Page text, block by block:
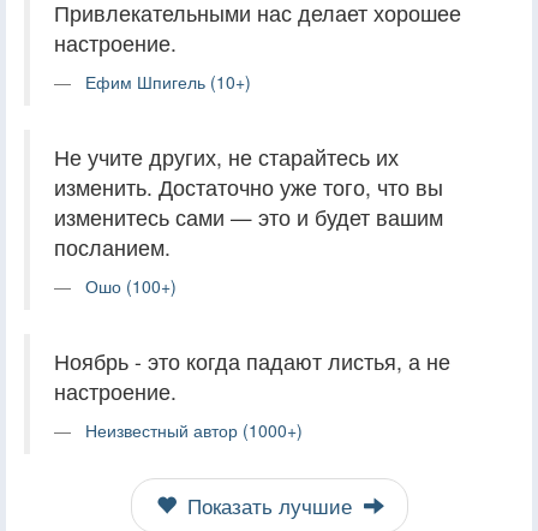
Привлекательными нас делает хорошее
настроение.
Ефим Шпигель (10+)
Не учите других, не старайтесь их
изменить. Достаточно уже того, что вы
изменитесь сами — это и будет вашим
посланием.
Ошо (100+)
Ноябрь - это когда падают листья, а не
настроение.
Неизвестный автор (1000+)
Показать лучшие